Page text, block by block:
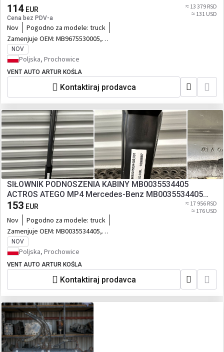
114 EUR
Cena bez PDV-a
≈ 13 379 RSD
≈ 131 USD
Nov Pogodno za modele: truck
Zamenjuje OEM: MB9675530005,
MB9675530005
NOV
Poljska, Prochowice
VENT AUTO ARTUR KOŚLA
Kontaktiraj prodavca
SIŁOWNIK PODNOSZENIA KABINY MB0035534405
ACTROS ATEGO MP4 Mercedes-Benz MB0035534405
truck
153 EUR
≈ 17 956 RSD
≈ 176 USD
Nov Pogodno za modele: truck
Zamenjuje OEM: MB0035534405,
MB0035534405
NOV
Poljska, Prochowice
VENT AUTO ARTUR KOŚLA
Kontaktiraj prodavca